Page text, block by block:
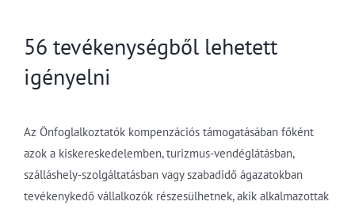
56 tevékenységből lehetett
igényelni
Az Önfoglalkoztatók kompenzációs támogatásában főként
azok a kiskereskedelemben, turizmus-vendéglátásban,
szálláshely-szolgáltatásban vagy szabadidő ágazatokban
tevékenykedő vállalkozók részesülhetnek, akik alkalmazottak